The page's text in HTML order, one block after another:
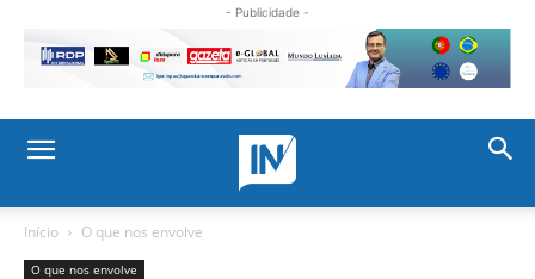
- Publicidade -
Início O que nos envolve
O que nos envolve